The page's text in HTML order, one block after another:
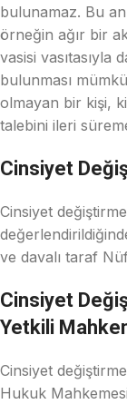
bulunamaz. Bu
örneğin ağır bir
vasisi vasıtasıyla
bulunması
olmayan bir kişi,
talebini ileri
Cinsiyet
Cinsiyet
ve davalı taraf
Cinsiyet
Yetkili
Cinsiyet
Hukuk